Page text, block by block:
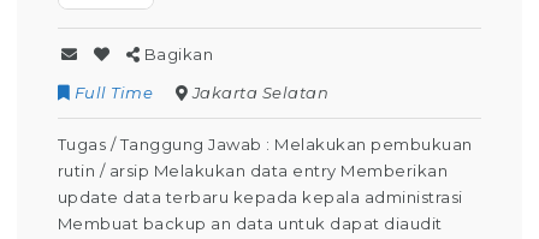
Bagikan
Full Time
Jakarta Selatan
Tugas / Tanggung Jawab : Melakukan pembukuan
rutin / arsip Melakukan data entry Memberikan
update data terbaru kepada kepala administrasi
Membuat backup an data untuk dapat diaudit